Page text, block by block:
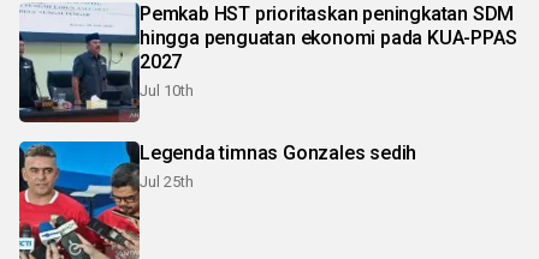
Pemkab HST prioritaskan peningkatan SDM
hingga penguatan ekonomi pada KUA-PPAS
2027
Jul 10th
Legenda timnas Gonzales sedih
Jul 25th